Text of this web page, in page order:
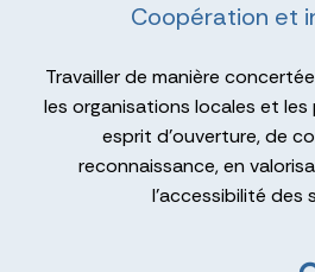
Coopération et
Travailler de manière
les organisations locales et les
esprit d’ouverture, de
reconnaissance, en
l’accessibilité des